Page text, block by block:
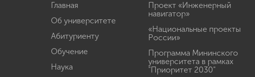
Главная
Об университете
Абитуриенту
Обучение
Наука
Проект «Инженерный
навигатор»
«Национальные проекты
России»
Программа Мининского
университета в рамках
"Приоритет 2030"